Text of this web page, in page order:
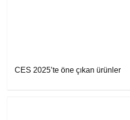
CES 2025’te öne çıkan ürünler